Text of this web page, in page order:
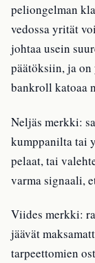
peliongelman
vedossa yrität
johtaa usein
päätöksiin, ja
bankroll katoaa
Neljäs merkki:
kumppanilta tai
pelaat, tai
varma signaali,
Viides merkki:
jäävät
tarpeettomien